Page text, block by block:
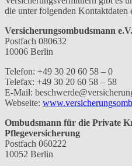
die unter folgenden Kontaktdaten
Versicherungsombudsmann e.V.
Postfach 080632
10006 Berlin
Telefon: +49 30 20 60 58 – 0
Telefax: +49 30 20 60 58 – 58
E-Mail:
Webseite:
Ombudsmann für die Private
Pflegeversicherung
Postfach 060222
10052 Berlin